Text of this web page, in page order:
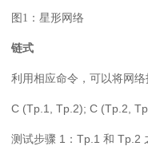
图1：星形网络
链式
利用相应命令，可以将网络
C (Tp.1, Tp.2); C (Tp.2,
测试步骤 1 ： Tp.1 和 Tp.2